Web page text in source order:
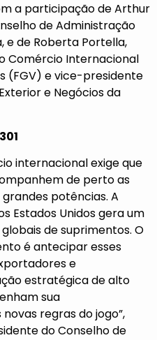
a participação de Arthur
de Administração
e de Roberta Portella,
Comércio Internacional
(FGV) e vice-presidente
e Negócios da
internacional exige que
de perto as
potências. A
Estados Unidos gera um
de suprimentos. O
é antecipar esses
e
estratégica de alto
sua
regras do jogo”,
do Conselho de